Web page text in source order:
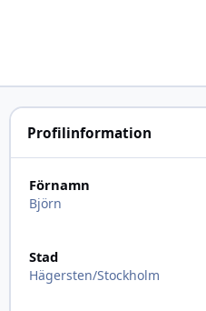
Profilinformation
Förnamn
Björn
Stad
Hägersten/Stockholm